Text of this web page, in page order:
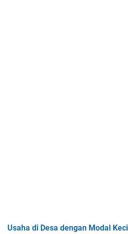
Usaha di Desa dengan Modal